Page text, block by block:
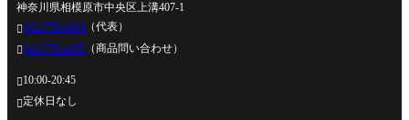
神奈川県相模原市中央区上溝407-1
042-778-4991 （代表）
042-778-4995 （商品問い合わせ）
10:00-20:45
定休日なし